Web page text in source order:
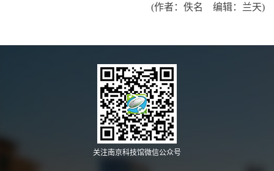
(作者：佚名 编辑：兰天)
关注南京科技馆微信公众号